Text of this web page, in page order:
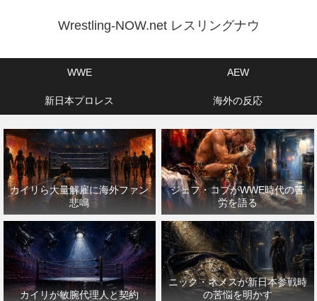
Wrestling-NOW.net レスリングナウ
WWE AEW
新日本プロレス 海外の反応
カイリら大量解雇に海外ファン
悲鳴
ジェフ・コブがWWE時代の苦
労を語る
カイリが敏腕代理人と契約
ニック・ネメスが新日本参戦時
の苦悩を明かす